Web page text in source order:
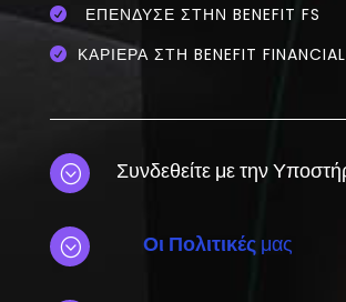
 ΕΠΈΝΔΥΣΕ ΣΤΗΝ BENEFIT FS
 ΚΑΡΙΕΡΑ ΣΤΗ BENEFIT FINANCIAL
; Συνδεθείτε με την
; Οι Πολιτικέςμας